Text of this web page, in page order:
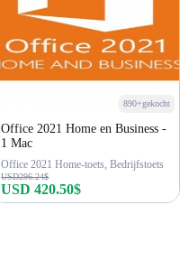
890+gekocht
Office 2021 Home en Business -
1 Mac
Office 2021 Home-toets, Bedrijfstoets
USD296.24$
USD 420.50$